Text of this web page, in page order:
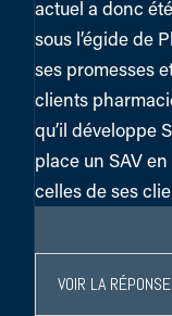
actuel a donc
sous l’égide de
ses promesses
clients
qu’il développe
place un SAV
celles de ses
VOIR LA